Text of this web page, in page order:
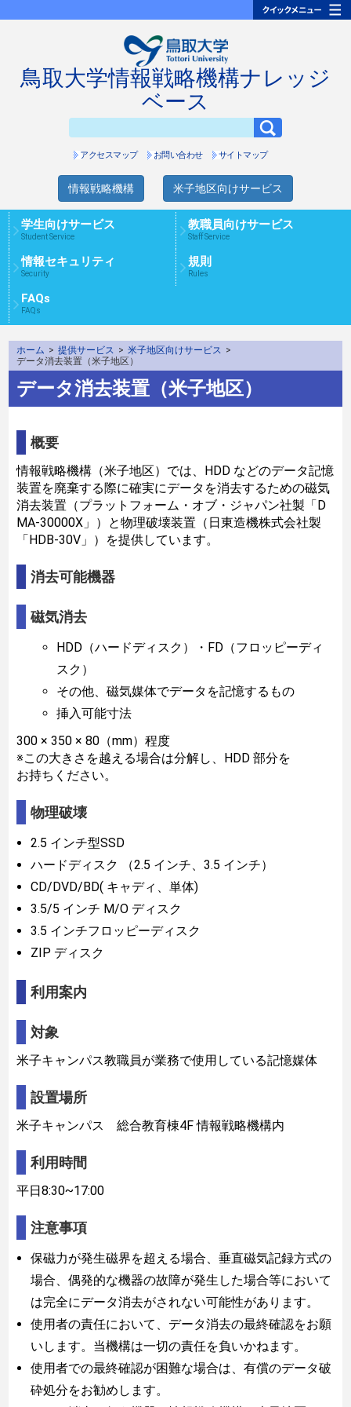
鳥取大学情報戦略機構ナレッジ
ベース
アクセスマップ お問い合わせ サイトマップ
情報戦略機構 米子地区向けサービス
学生向けサービス
Student Service
教職員向けサービス
Staff Service
情報セキュリティ
Security
規則
Rules
FAQs
FAQs
ホーム > 提供サービス > 米子地区向けサービス >
データ消去装置（米子地区）
データ消去装置（米子地区）
概要
情報戦略機構（米子地区）では、HDD などのデータ記憶
装置を廃棄する際に確実にデータを消去するための磁気
消去装置（プラットフォーム・オブ・ジャパン社製「D
MA-30000X」）と物理破壊装置（日東造機株式会社製
「HDB-30V」）を提供しています。
消去可能機器
磁気消去
HDD（ハードディスク）・FD（フロッピーディ
スク）
その他、磁気媒体でデータを記憶するもの
挿入可能寸法
300 × 350 × 80（mm）程度
※この大きさを越える場合は分解し、HDD 部分を
お持ちください。
物理破壊
2.5 インチ型SSD
ハードディスク （2.5 インチ、3.5 インチ）
CD/DVD/BD( キャディ、単体)
3.5/5 インチ M/O ディスク
3.5 インチフロッピーディスク
ZIP ディスク
利用案内
対象
米子キャンパス教職員が業務で使用している記憶媒体
設置場所
米子キャンパス 総合教育棟4F 情報戦略機構内
利用時間
平日8:30~17:00
注意事項
保磁力が発生磁界を超える場合、垂直磁気記録方式の
場合、偶発的な機器の故障が発生した場合等において
は完全にデータ消去がされない可能性があります。
使用者の責任において、データ消去の最終確認をお願
いします。当機構は一切の責任を負いかねます。
使用者での最終確認が困難な場合は、有償のデータ破
砕処分をお勧めします。